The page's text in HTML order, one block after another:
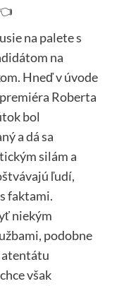
na palete s
na
Hneď v úvode
Roberta
bol
a dá sa
silám a
ľudí,
faktami.
niekým
podobne
atentátu
však